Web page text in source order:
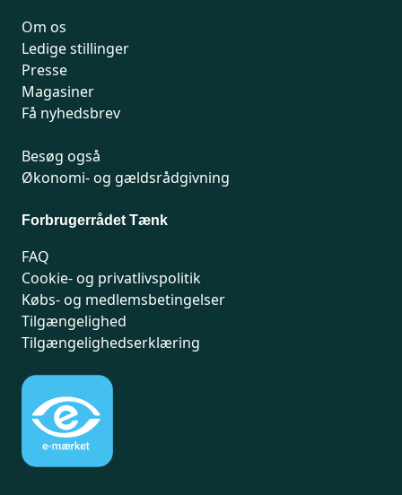
Om os
Ledige stillinger
Presse
Magasiner
Få nyhedsbrev
Besøg også
Økonomi- og gældsrådgivning
Forbrugerrådet Tænk
FAQ
Cookie- og privatlivspolitik
Købs- og medlemsbetingelser
Tilgængelighed
Tilgængelighedserklæring